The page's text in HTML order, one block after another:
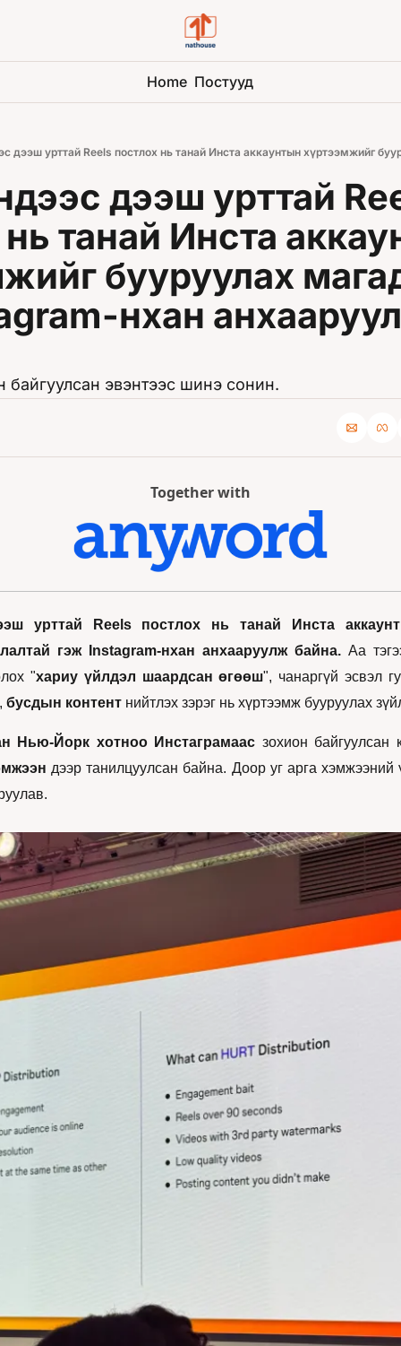
Home Постууд
дээш урттай
танай Инста
бууруулах
нхан
байгуулсан эвэнтээс шинэ сонин.
Together with
урттай Reels постлох нь танай Инста
гэж Instagram-нхан анхааруулж байна. Аа
"хариу үйлдэл шаардсан өгөөш", чанаргүй эсвэл
бусдын контент нийтлэх зэрэг нь хүртээмж бууруулах
Нью-Йорк хотноо Инстаграмаас зохион байгуулсан
дээр танилцуулсан байна. Доор уг арга хэмжээний